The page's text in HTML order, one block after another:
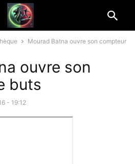
Mourad Batna ouvre son compteur
ouvre son
buts
- 19:12